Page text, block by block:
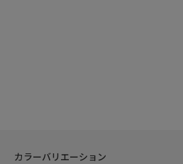
カラーバリエーション